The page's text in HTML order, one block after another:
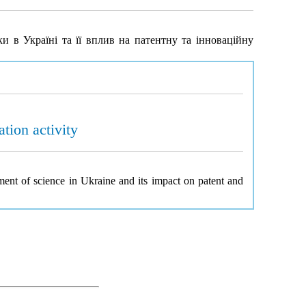
та її вплив на патентну та інноваційну
activity
of science in Ukraine and its impact on patent and